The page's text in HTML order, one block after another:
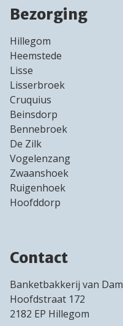
Bezorging
Hillegom
Heemstede
Lisse
Lisserbroek
Cruquius
Beinsdorp
Bennebroek
De Zilk
Vogelenzang
Zwaanshoek
Ruigenhoek
Hoofddorp
Contact
Banketbakkerij van Dam
Hoofdstraat 172
2182 EP Hillegom